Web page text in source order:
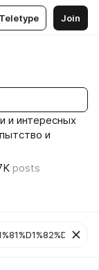
Join
и интересных
и
posts